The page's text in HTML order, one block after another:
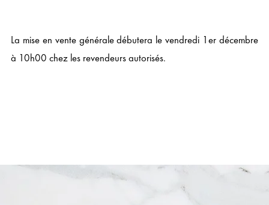
La mise en vente générale débutera le vendredi 1er décembre
à 10h00 chez les revendeurs autorisés.